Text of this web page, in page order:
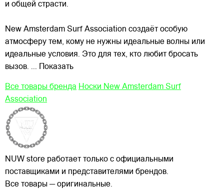
и общей страсти.
New Amsterdam Surf Association создаёт особую
атмосферу тем, кому не нужны идеальные волны или
идеальные условия. Это для тех, кто любит бросать
вызов. ... Показать
Все товары бренда Носки New Amsterdam Surf
Association
NUW store работает только с официальными
поставщиками и представителями брендов.
Все товары — оригинальные.